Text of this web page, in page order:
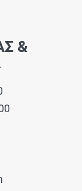
&